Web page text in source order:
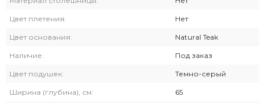
Цвет плетения: Нет
Цвет основания: Natural Teak
Наличие: Под заказ
Цвет подушек: Темно-серый
Ширина (глубина), см: 65